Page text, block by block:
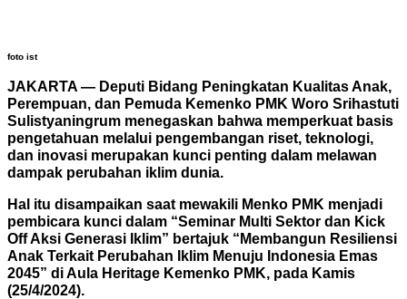
foto ist
JAKARTA — Deputi Bidang Peningkatan Kualitas Anak,
Perempuan, dan Pemuda Kemenko PMK Woro Srihastuti
Sulistyaningrum menegaskan bahwa memperkuat basis
pengetahuan melalui pengembangan riset, teknologi,
dan inovasi merupakan kunci penting dalam melawan
dampak perubahan iklim dunia.
Hal itu disampaikan saat mewakili Menko PMK menjadi
pembicara kunci dalam “Seminar Multi Sektor dan Kick
Off Aksi Generasi Iklim” bertajuk “Membangun Resiliensi
Anak Terkait Perubahan Iklim Menuju Indonesia Emas
2045” di Aula Heritage Kemenko PMK, pada Kamis
(25/4/2024).